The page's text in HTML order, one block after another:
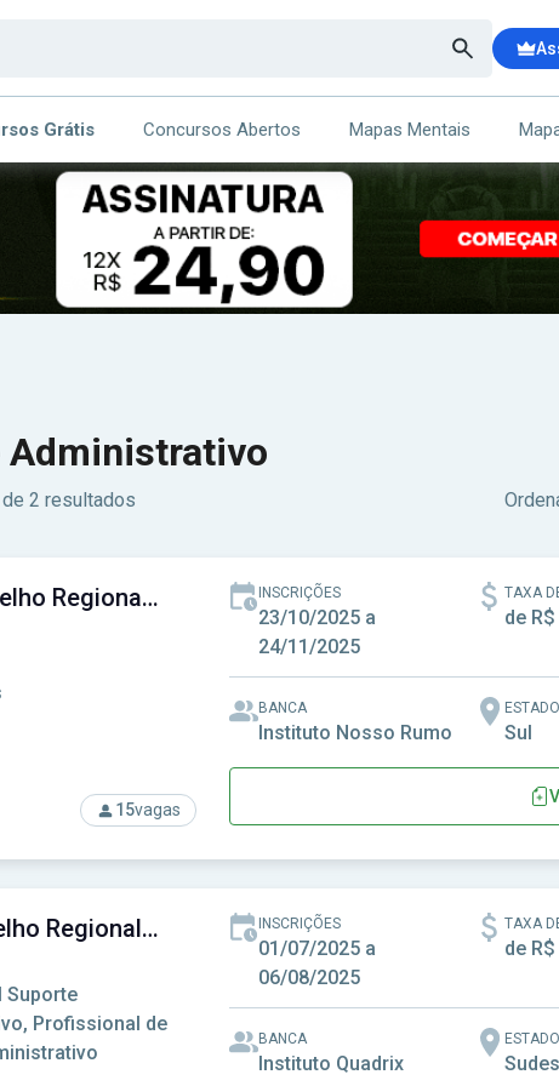
CARRINHO DE
ITENS (00)
Ops!
Seu
Grátis Concursos Abertos Mapas Mentais
Administrativo
2 resultados
15vagas
CRM-PR - Conselho Regional de Medicina do Paraná INSCRIÇÕES
23/10/2025 a
24/11/2025
TAXA
de
BANCA
Instituto Nosso Rumo
ESTADO
Sul
CRP-SP - Conselho Regional de Psicologia de São Paulo
Suporte
Profissional de
INSCRIÇÕES
01/07/2025 a
06/08/2025
TAXA
de
BANCA
Instituto Quadrix
ESTADO